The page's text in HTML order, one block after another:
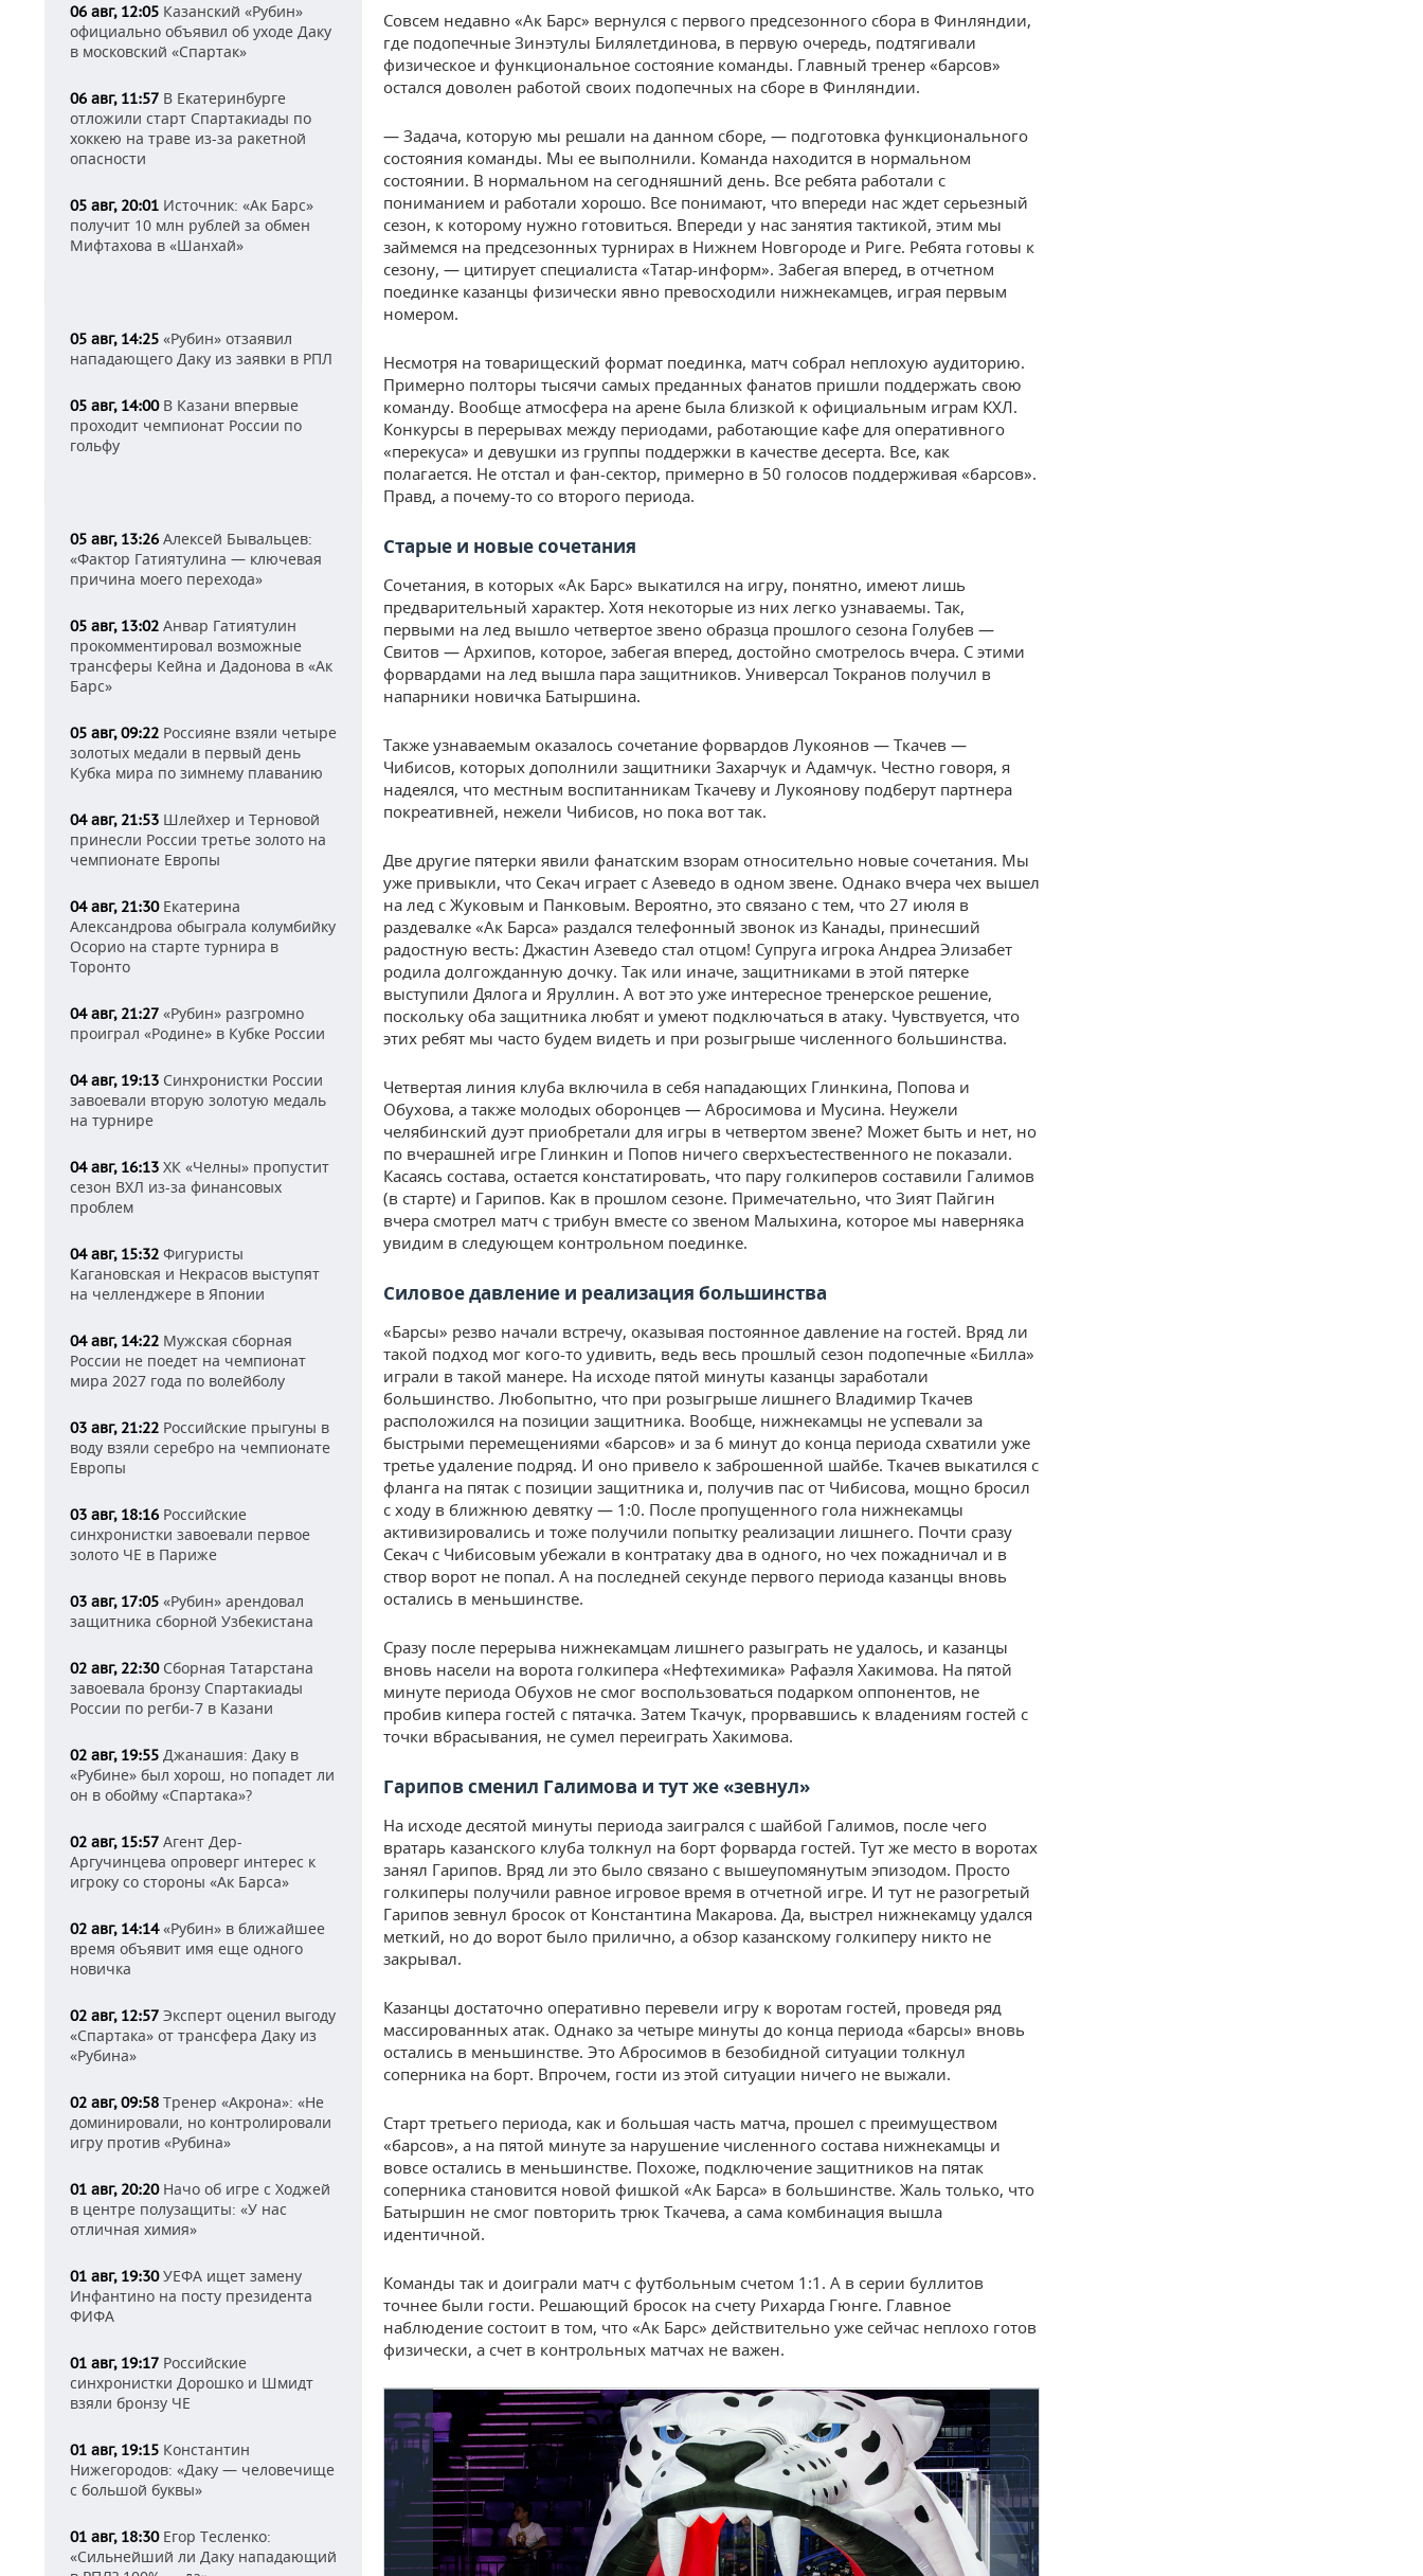
06 авг, 12:05 Казанский «Рубин»
официально объявил об уходе Даку
в московский «Спартак»
06 авг, 11:57 В Екатеринбурге
отложили старт Спартакиады по
хоккею на траве из-за ракетной
опасности
05 авг, 20:01 Источник: «Ак Барс»
получит 10 млн рублей за обмен
Мифтахова в «Шанхай»
05 авг, 14:25 «Рубин» отзаявил
нападающего Даку из заявки в РПЛ
05 авг, 14:00В Казани впервые
проходит чемпионат России по
гольфу
05 авг, 13:26 Алексей Бывальцев:
«Фактор Гатиятулина — ключевая
причина моего перехода»
05 авг, 13:02 Анвар Гатиятулин
прокомментировал возможные
трансферы Кейна и Дадонова в «Ак
Барс»
05 авг, 09:22 Россияне взяли четыре
золотых медали в первый день
Кубка мира по зимнему плаванию
04 авг, 21:53 Шлейхер и Терновой
принесли России третье золото на
чемпионате Европы
04 авг, 21:30Екатерина
Александрова обыграла колумбийку
Осорио на старте турнира в
Торонто
04 авг, 21:27 «Рубин» разгромно
проиграл «Родине» в Кубке России
04 авг, 19:13 Синхронистки России
завоевали вторую золотую медаль
на турнире
04 авг, 16:13 ХК «Челны» пропустит
сезон ВХЛ из-за финансовых
проблем
04 авг, 15:32 Фигуристы
Кагановская и Некрасов выступят
на челленджере в Японии
04 авг, 14:22 Мужская сборная
России не поедет на чемпионат
мира 2027 года по волейболу
03 авг, 21:22 Российские прыгуны в
воду взяли серебро на чемпионате
Европы
03 авг, 18:16 Российские
синхронистки завоевали первое
золото ЧЕ в Париже
03 авг, 17:05 «Рубин» арендовал
защитника сборной Узбекистана
02 авг, 22:30Сборная Татарстана
завоевала бронзу Спартакиады
России по регби-7 в Казани
02 авг, 19:55 Джанашия: Даку в
«Рубине» был хорош, но попадет ли
он в обойму «Спартака»?
02 авг, 15:57 Агент Дер-
Аргучинцева опроверг интерес к
игроку со стороны «Ак Барса»
02 авг, 14:14«Рубин» в ближайшее
время объявит имя еще одного
новичка
02 авг, 12:57 Эксперт оценил выгоду
«Спартака» от трансфера Даку из
«Рубина»
02 авг, 09:58 Тренер «Акрона»: «Не
доминировали, но контролировали
игру против «Рубина»
01 авг, 20:20Начо об игре с Ходжей
в центре полузащиты: «У нас
отличная химия»
01 авг, 19:30УЕФА ищет замену
Инфантино на посту президента
ФИФА
01 авг, 19:17 Российские
синхронистки Дорошко и Шмидт
взяли бронзу ЧЕ
01 авг, 19:15 Константин
Нижегородов: «Даку — человечище
с большой буквы»
01 авг, 18:30Егор Тесленко:
«Сильнейший ли Даку нападающий
Совсем недавно «Ак Барс» вернулся с первого предсезонного сбора в Финляндии,
где подопечные Зинэтулы Билялетдинова, в первую очередь, подтягивали
физическое и функциональное состояние команды. Главный тренер «барсов»
остался доволен работой своих подопечных на сборе в Финляндии.
— Задача, которую мы решали на данном сборе, — подготовка функционального
состояния команды. Мы ее выполнили. Команда находится в нормальном
состоянии. В нормальном на сегодняшний день. Все ребята работали с
пониманием и работали хорошо. Все понимают, что впереди нас ждет серьезный
сезон, к которому нужно готовиться. Впереди у нас занятия тактикой, этим мы
займемся на предсезонных турнирах в Нижнем Новгороде и Риге. Ребята готовы к
сезону, — цитирует специалиста «Татар-информ». Забегая вперед, в отчетном
поединке казанцы физически явно превосходили нижнекамцев, играя первым
номером.
Несмотря на товарищеский формат поединка, матч собрал неплохую аудиторию.
Примерно полторы тысячи самых преданных фанатов пришли поддержать свою
команду. Вообще атмосфера на арене была близкой к официальным играм КХЛ.
Конкурсы в перерывах между периодами, работающие кафе для оперативного
«перекуса» и девушки из группы поддержки в качестве десерта. Все, как
полагается. Не отстал и фан-сектор, примерно в 50 голосов поддерживая «барсов».
Правд, а почему-то со второго периода.
Старые и новые сочетания
Сочетания, в которых «Ак Барс» выкатился на игру, понятно, имеют лишь
предварительный характер. Хотя некоторые из них легко узнаваемы. Так,
первыми на лед вышло четвертое звено образца прошлого сезона Голубев —
Свитов — Архипов, которое, забегая вперед, достойно смотрелось вчера. С этими
форвардами на лед вышла пара защитников. Универсал Токранов получил в
напарники новичка Батыршина.
Также узнаваемым оказалось сочетание форвардов Лукоянов — Ткачев —
Чибисов, которых дополнили защитники Захарчук и Адамчук. Честно говоря, я
надеялся, что местным воспитанникам Ткачеву и Лукоянову подберут партнера
покреативней, нежели Чибисов, но пока вот так.
Две другие пятерки явили фанатским взорам относительно новые сочетания. Мы
уже привыкли, что Секач играет с Азеведо в одном звене. Однако вчера чех вышел
на лед с Жуковым и Панковым. Вероятно, это связано с тем, что 27 июля в
раздевалке «Ак Барса» раздался телефонный звонок из Канады, принесший
радостную весть: Джастин Азеведо стал отцом! Супруга игрока Андреа Элизабет
родила долгожданную дочку. Так или иначе, защитниками в этой пятерке
выступили Дялога и Яруллин. А вот это уже интересное тренерское решение,
поскольку оба защитника любят и умеют подключаться в атаку. Чувствуется, что
этих ребят мы часто будем видеть и при розыгрыше численного большинства.
Четвертая линия клуба включила в себя нападающих Глинкина, Попова и
Обухова, а также молодых оборонцев — Абросимова и Мусина. Неужели
челябинский дуэт приобретали для игры в четвертом звене? Может быть и нет, но
по вчерашней игре Глинкин и Попов ничего сверхъестественного не показали.
Касаясь состава, остается констатировать, что пару голкиперов составили Галимов
(в старте) и Гарипов. Как в прошлом сезоне. Примечательно, что Зият Пайгин
вчера смотрел матч с трибун вместе со звеном Малыхина, которое мы наверняка
увидим в следующем контрольном поединке.
Силовое давление и реализация большинства
«Барсы» резво начали встречу, оказывая постоянное давление на гостей. Вряд ли
такой подход мог кого-то удивить, ведь весь прошлый сезон подопечные «Билла»
играли в такой манере. На исходе пятой минуты казанцы заработали
большинство. Любопытно, что при розыгрыше лишнего Владимир Ткачев
расположился на позиции защитника. Вообще, нижнекамцы не успевали за
быстрыми перемещениями «барсов» и за 6 минут до конца периода схватили уже
третье удаление подряд. И оно привело к заброшенной шайбе. Ткачев выкатился с
фланга на пятак с позиции защитника и, получив пас от Чибисова, мощно бросил
с ходу в ближнюю девятку — 1:0. После пропущенного гола нижнекамцы
активизировались и тоже получили попытку реализации лишнего. Почти сразу
Секач с Чибисовым убежали в контратаку два в одного, но чех пожадничал и в
створ ворот не попал. А на последней секунде первого периода казанцы вновь
остались в меньшинстве.
Сразу после перерыва нижнекамцам лишнего разыграть не удалось, и казанцы
вновь насели на ворота голкипера «Нефтехимика» Рафаэля Хакимова. На пятой
минуте периода Обухов не смог воспользоваться подарком оппонентов, не
пробив кипера гостей с пятачка. Затем Ткачук, прорвавшись к владениям гостей с
точки вбрасывания, не сумел переиграть Хакимова.
Гарипов сменил Галимова и тут же «зевнул»
На исходе десятой минуты периода заигрался с шайбой Галимов, после чего
вратарь казанского клуба толкнул на борт форварда гостей. Тут же место в воротах
занял Гарипов. Вряд ли это было связано с вышеупомянутым эпизодом. Просто
голкиперы получили равное игровое время в отчетной игре. И тут не разогретый
Гарипов зевнул бросок от Константина Макарова. Да, выстрел нижнекамцу удался
меткий, но до ворот было прилично, а обзор казанскому голкиперу никто не
закрывал.
Казанцы достаточно оперативно перевели игру к воротам гостей, проведя ряд
массированных атак. Однако за четыре минуты до конца периода «барсы» вновь
остались в меньшинстве. Это Абросимов в безобидной ситуации толкнул
соперника на борт. Впрочем, гости из этой ситуации ничего не выжали.
Старт третьего периода, как и большая часть матча, прошел с преимуществом
«барсов», а на пятой минуте за нарушение численного состава нижнекамцы и
вовсе остались в меньшинстве. Похоже, подключение защитников на пятак
соперника становится новой фишкой «Ак Барса» в большинстве. Жаль только, что
Батыршин не смог повторить трюк Ткачева, а сама комбинация вышла
идентичной.
Команды так и доиграли матч с футбольным счетом 1:1. А в серии буллитов
точнее были гости. Решающий бросок на счету Рихарда Гюнге. Главное
наблюдение состоит в том, что «Ак Барс» действительно уже сейчас неплохо готов
физически, а счет в контрольных матчах не важен.